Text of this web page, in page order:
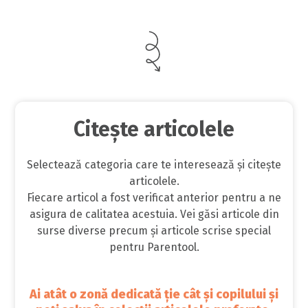
Citește articolele
Selectează categoria care te interesează și citește
articolele.
Fiecare articol a fost verificat anterior pentru a ne
asigura de calitatea acestuia. Vei găsi articole din
surse diverse precum și articole scrise special
pentru Parentool.
Ai atât o zonă dedicată ție cât și copilului și